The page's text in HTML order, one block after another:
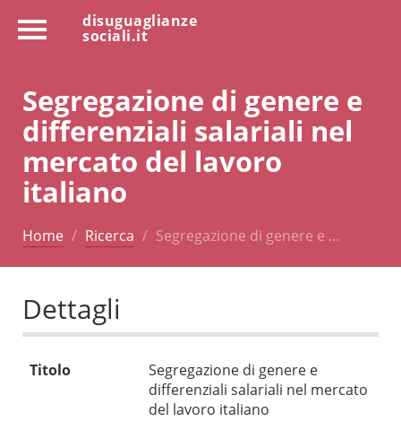
disuguaglianze
sociali.it
Segregazione di genere e
differenziali salariali nel
mercato del lavoro
italiano
Home Ricerca Segregazione di genere e …
Dettagli
Titolo
Segregazione di genere e
differenziali salariali nel mercato
del lavoro italiano